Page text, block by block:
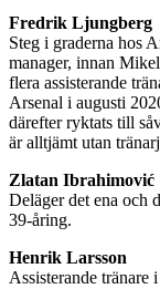
Fredrik Ljungberg
Steg i graderna hos
manager, innan
flera assisterande
Arsenal i augusti
därefter ryktats till
är alltjämt utan
Zlatan Ibrahimović
Deläger det ena och
39-åring.
Henrik Larsson
Assisterande tränare